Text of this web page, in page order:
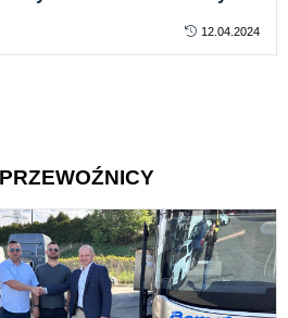
12.04.2024